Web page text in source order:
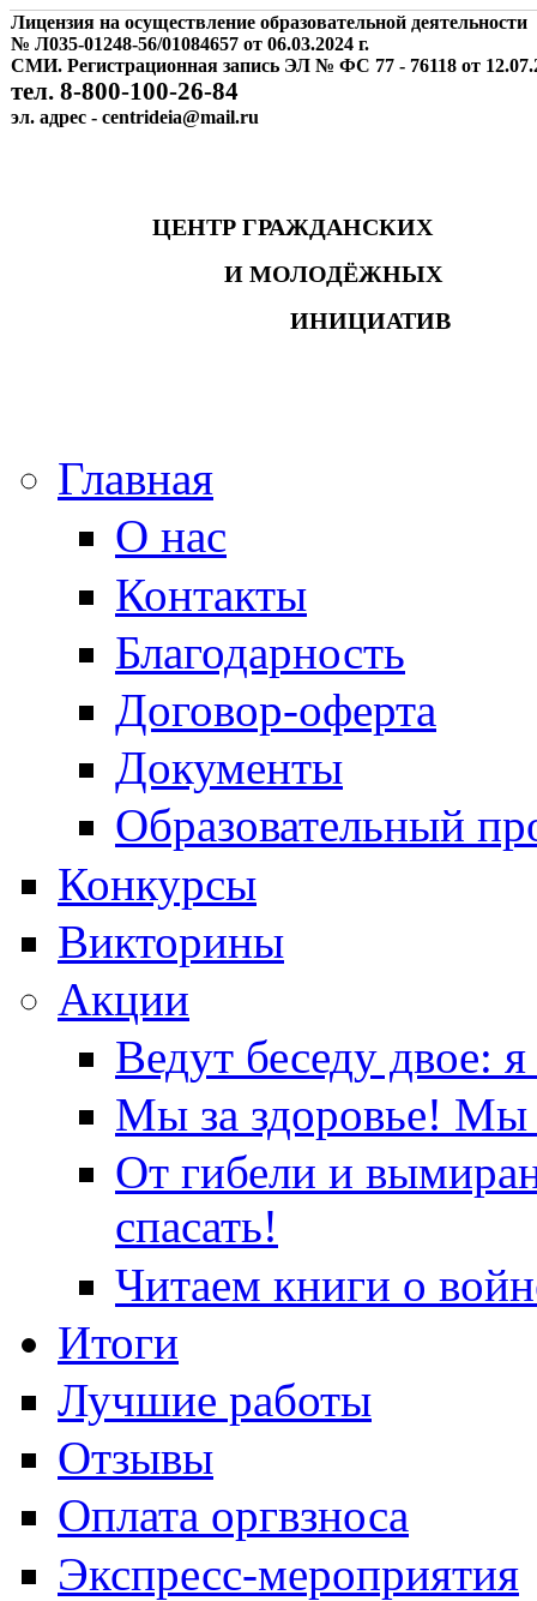
Лицензия на осуществление образовательной деятельности
№ Л035-01248-56/01084657 от 06.03.2024 г.
СМИ. Регистрационная запись ЭЛ № ФС 77 - 76118 от
тел. 8-800-100-26-84
эл. адрес - centrideia@mail.ru
ЦЕНТР ГРАЖДАНСКИХ
И МОЛОДЁЖНЫХ
ИНИЦИАТИВ
Главная
О нас
Контакты
Благодарность
Договор-оферта
Документы
Образовательный
Конкурсы
Викторины
Акции
Ведут беседу двое:
Мы за здоровье! Мы
От гибели и
спасать!
Читаем книги о
Итоги
Лучшие работы
Отзывы
Оплата оргвзноса
Экспресс-мероприятия